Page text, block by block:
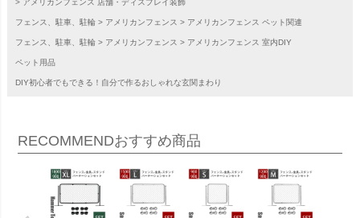
アメリカンフェンス 店舗・ディスプレイ装飾
フェンス、駐車、駐輪 アメリカンフェンス アメリカンフェンス ペット関連
フェンス、駐車、駐輪 アメリカンフェンス アメリカンフェンス 室内DIY
ペット用品
DIY初心者でもできる！自分で作るおしゃれな玄関まわり
RECOMMENDおすすめ商品